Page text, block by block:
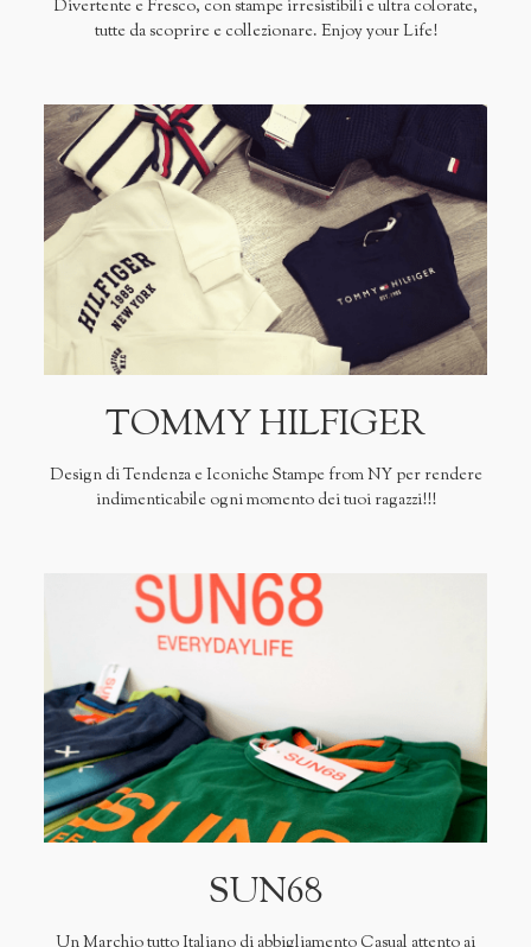
Divertente e Fresco, con stampe irresistibili e ultra colorate,
tutte da scoprire e collezionare. Enjoy your Life!
TOMMY HILFIGER
Design di Tendenza e Iconiche Stampe from NY per rendere
indimenticabile ogni momento dei tuoi ragazzi!!!
SUN68